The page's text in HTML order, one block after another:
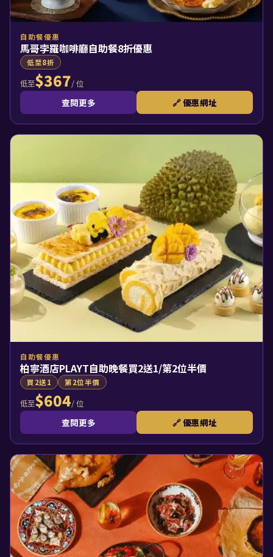
自助餐優惠
馬哥孛羅咖啡廳自助餐8折優惠
低至8折
低至$367/ 位
查閱更多 🔗 優惠網址
自助餐優惠
柏寧酒店PLAYT自助晚餐買2送1/第2位半價
買2送1 第2位半價
低至$604/ 位
查閱更多 🔗 優惠網址